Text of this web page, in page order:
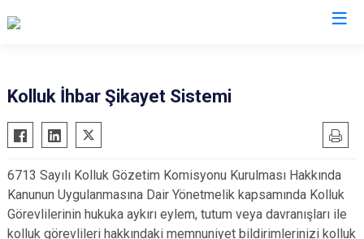
Akçaabat
Araklı
Arsin
Beşikdüzü
Çarşıbaşı
Of
Şalpazarı
Sürmene
Kolluk İhbar Şikayet Sistemi
6713 Sayılı Kolluk Gözetim Komisyonu Kurulması Hakkında
Kanunun Uygulanmasına Dair Yönetmelik kapsamında Kolluk
Görevlilerinin hukuka aykırı eylem, tutum veya davranışları ile
kolluk görevlileri hakkındaki memnuniyet bildirimlerinizi kolluk